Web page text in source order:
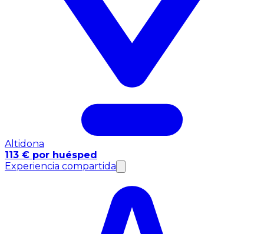
Altidona
113 € por huésped
Experiencia compartida